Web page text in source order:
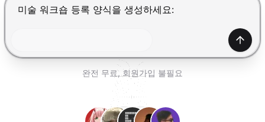
Enter를 눌러 제출, Shift+Enter로 줄바꿈 추가
생성
완전 무료, 회원가입 불필요